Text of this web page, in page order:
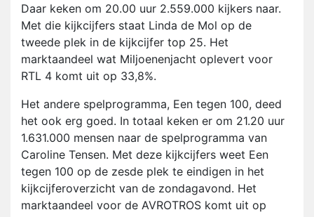
Daar keken om 20.00 uur 2.559.000 kijkers naar.
Met die kijkcijfers staat Linda de Mol op de
tweede plek in de kijkcijfer top 25. Het
marktaandeel wat Miljoenenjacht oplevert voor
RTL 4 komt uit op 33,8%.
Het andere spelprogramma, Een tegen 100, deed
het ook erg goed. In totaal keken er om 21.20 uur
1.631.000 mensen naar de spelprogramma van
Caroline Tensen. Met deze kijkcijfers weet Een
tegen 100 op de zesde plek te eindigen in het
kijkcijferoverzicht van de zondagavond. Het
marktaandeel voor de AVROTROS komt uit op